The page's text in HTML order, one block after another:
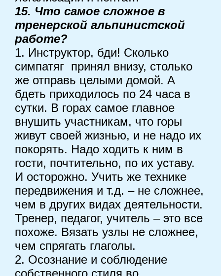
15. Что самое сложное в
тренерской альпинистской
работе?
1. Инструктор, бди! Сколько
симпатяг принял внизу, столько
же отправь целыми домой. А
бдеть приходилось по 24 часа в
сутки. В горах самое главное
внушить участникам, что горы
живут своей жизнью, и не надо их
покорять. Надо ходить к ним в
гости, почтительно, по их уставу.
И осторожно. Учить же технике
передвижения и т.д. – не сложнее,
чем в других видах деятельности.
Тренер, педагог, учитель – это все
похоже. Вязать узлы не сложнее,
чем спрягать глаголы.
2. Осознание и соблюдение